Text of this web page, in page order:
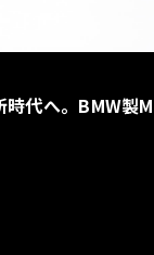
代へ。BMW製